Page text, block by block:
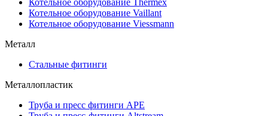
Котельное оборудование Vaillant
Котельное оборудование Viessmann
Металл
Стальные фитинги
Металлопластик
Труба и пресс фитинги APE